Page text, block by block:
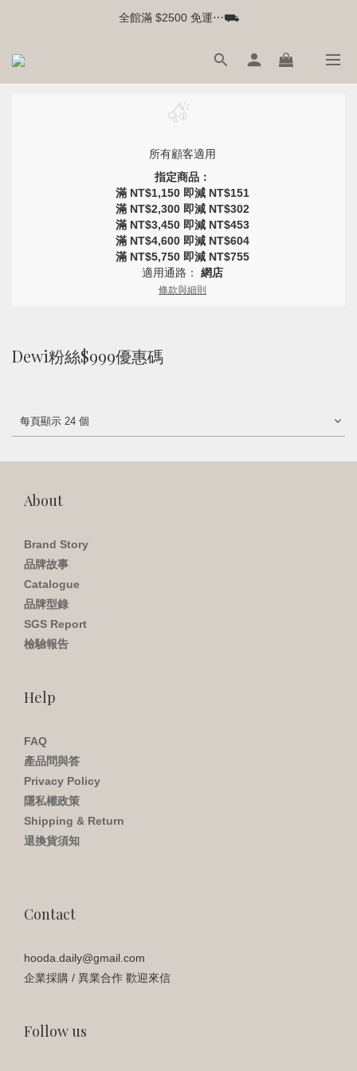
全館滿 $2500 免運⋯⛟
所有顧客適用
指定商品：
滿 NT$1,150 即減 NT$151
滿 NT$2,300 即減 NT$302
滿 NT$3,450 即減 NT$453
滿 NT$4,600 即減 NT$604
滿 NT$5,750 即減 NT$755
適用通路： 網店
條款與細則
Dewi粉絲$999優惠碼
每頁顯示 24 個
About
Brand Story
品牌故事
Catalogue
品牌型錄
SGS Report
檢驗報告
Help
FAQ
產品問與答
Privacy Policy
隱私權政策
Shipping & Return
退換貨須知
Contact
hooda.daily@gmail.com
企業採購 / 異業合作 歡迎來信
Follow us